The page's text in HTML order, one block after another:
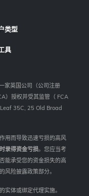
类型
具
家英国公司（公司注册
）授权并受其监管（ FCA
35C, 25 Old Broad
用而导致迅速亏损的高风
录得资金亏损。您应当考
能承受您的资金损失的高
风险披露政策部分。
实体或绑定代理实施。